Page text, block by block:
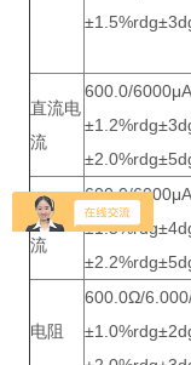
直流电
流
600.0/
交流电
流
600.0/
电阻
600.0Ω/